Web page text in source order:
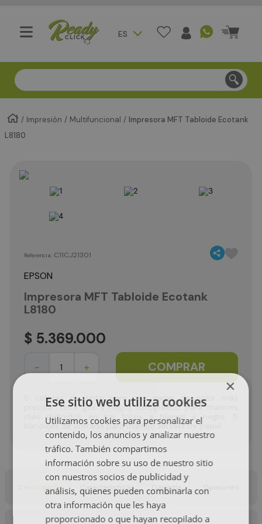
ES
Compra segura - Entregas en Bogotá en menos de 3
Impresión Multifuncional
Impresora MFT Tabloide Ecotank
L8180
Referencia: C11CJ21301
EPSON
Impresora MFT Tabloide Ecotank
L8180
$ 5.369.000
＋
－ COMPRAR
6 colores de tinta para una gama de color más
precisa. Tinta gris y negro fotográfico para matices
más definidos en tus fotos a blanco y negro, 5
bandejas de entrada para manejo versátil de papel
Descripción Características Garantía
×
Ese sitio web utiliza cookies
Utilizamos cookies para personalizar el
contenido, los anuncios y analizar nuestro
tráfico. También compartimos
información sobre su uso de nuestro sitio
con nuestros socios de publicidad y
análisis, quienes pueden combinarla con
otra información que les haya
proporcionado o que hayan recopilado a